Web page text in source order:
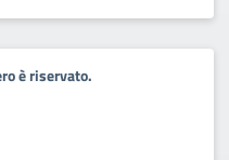
è riservato.